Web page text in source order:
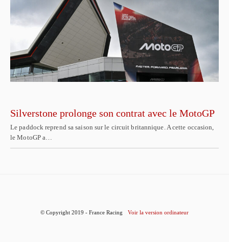
Silverstone prolonge son contrat avec le MotoGP
Le paddock reprend sa saison sur le circuit britannique. A cette occasion,
le MotoGP a…
© Copyright 2019 - France Racing Voir la version ordinateur